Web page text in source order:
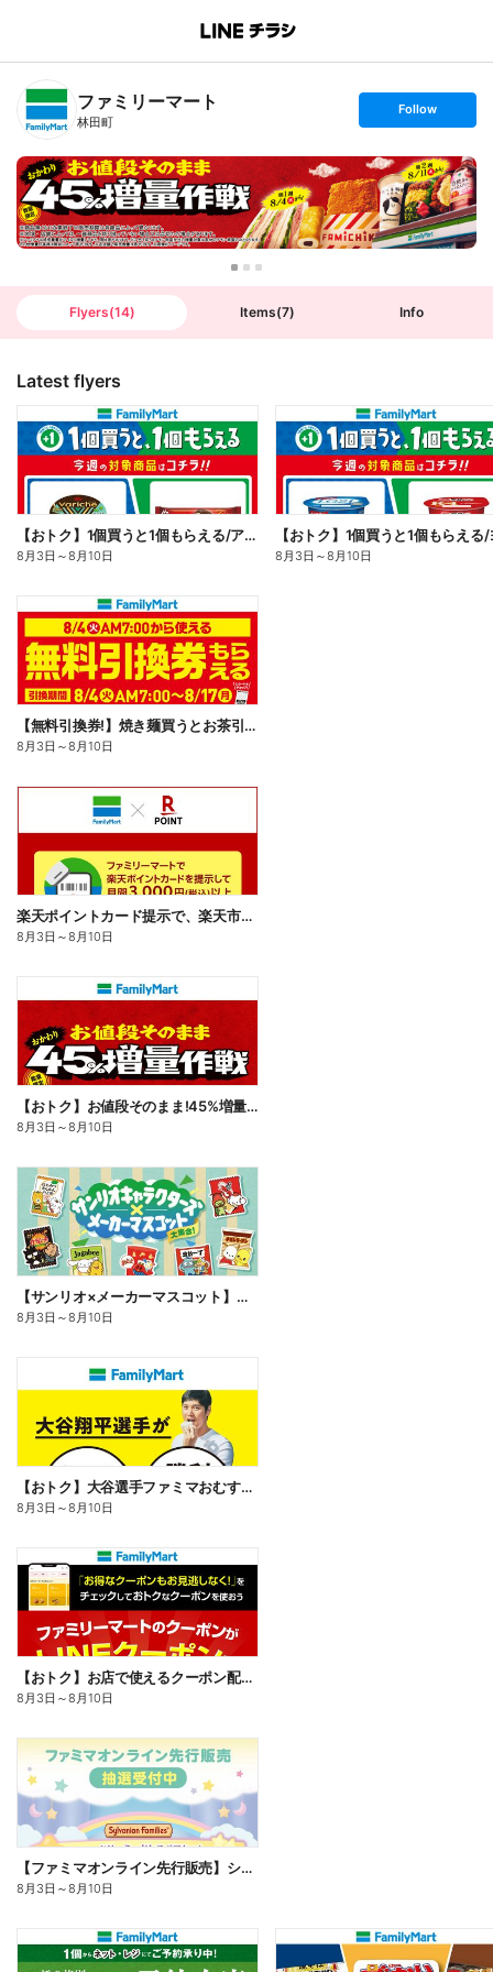
B
n
T
ファミリーマート
林田町
s
t
o
l
l
o
w
Follow
Flyers(14) Items(7) Info
Latest flyers
【おトク】1個買うと1個もらえる/アイス
8月3日 ～8月10日 8月3日 ～8月10日
【無料引換券!】焼き麺買うとお茶引換券貰える!
8月3日 ～8月10日
楽天ポイントカード提示で、楽天市場でのお買い物がおトクに!
8月3日 ～8月10日
【おトク】お値段そのまま!45%増量作戦!
8月3日 ～8月10日
【サンリオ×メーカーマスコット】オリジナルグッズ貰える!
8月3日 ～8月10日
【おトク】大谷選手ファミマおむすび割
8月3日 ～8月10日
【おトク】お店で使えるクーポン配信中
8月3日 ～8月10日
【ファミマオンライン先行販売】シルバニアファミリー
8月3日 ～8月10日